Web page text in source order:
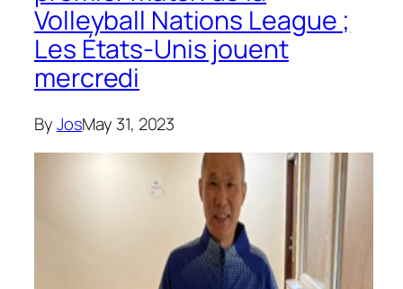
Volleyball Nations League ;
Les États-Unis jouent
mercredi
ByJosMay 31, 2023